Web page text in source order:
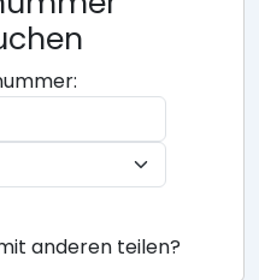
anderen teilen?